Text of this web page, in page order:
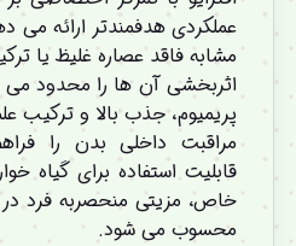
عملکردی هدفمندتر ارائه می
مشابه فاقد عصاره غلیظ یا
اثربخشی آن ها را محدود می
پریمیوم، جذب بالا و ترکیب
مراقبت داخلی بدن را
قابلیت استفاده برای گیاه
خاص، مزیتی منحصربه فرد
محسوب می شود.